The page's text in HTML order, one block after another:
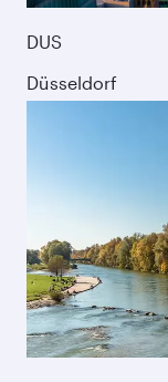
DUS
Düsseldorf